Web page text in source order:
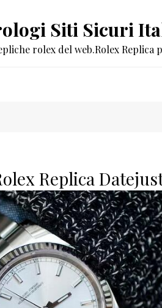
Siti Sicuri
rolex del web.Rolex Replica
Replica